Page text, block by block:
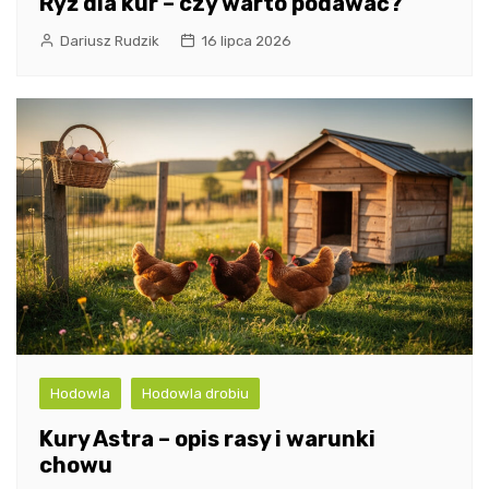
Dariusz Rudzik 16 lipca 2026
Hodowla Hodowla drobiu
Kury Astra – opis rasy i warunki
chowu